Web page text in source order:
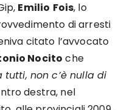
Emilio Fois, lo
di arresti
citato l’avvocato
Nocito che
non c’è nulla di
destra, nel